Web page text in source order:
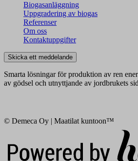
Biogasanläggning
Uppgradering av biogas
Referenser
Om oss
Kontaktuppgifter
Skicka ett meddelande
Smarta lösningar för produktion av ren
av gödsel och utnyttjande av jordbrukets
© Demeca Oy | Maatilat kuntoon™